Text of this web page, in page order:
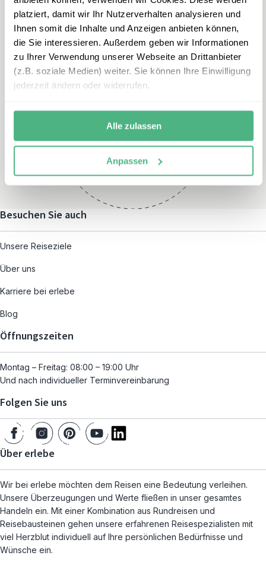
platziert, damit wir Ihr Nutzerverhalten analysieren und
Ihnen somit die Inhalte und Anzeigen anbieten können,
die Sie interessieren. Außerdem geben wir Informationen
zu Ihrer Verwendung unserer Webseite an Drittanbieter
(z.B. soziale Medien) weiter. Sie können Ihre Einwilligung
jederzeit ändern oder widerrufen.
Alle zulassen
Anpassen
Montag – Freitag:
und nach individueller
Terminvereinbarung
Besuchen Sie auch
Unsere Reiseziele
Über uns
Karriere bei erlebe
Blog
Öffnungszeiten
Montag – Freitag: 08:00 – 19:00 Uhr
Und nach individueller Terminvereinbarung
Folgen Sie uns
Über erlebe
Wir bei erlebe möchten dem Reisen eine Bedeutung verleihen.
Unsere Überzeugungen und Werte fließen in unser gesamtes
Handeln ein. Mit einer Kombination aus Rundreisen und
Reisebausteinen gehen unsere erfahrenen Reisespezialisten mit
viel Herzblut individuell auf Ihre persönlichen Bedürfnisse und
Wünsche ein.